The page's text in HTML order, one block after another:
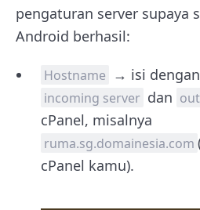
pengaturan server supaya
Android berhasil:
Hostname → isi
incoming server dan
cPanel, misalnya
ruma.sg.domainesia.com
cPanel kamu).